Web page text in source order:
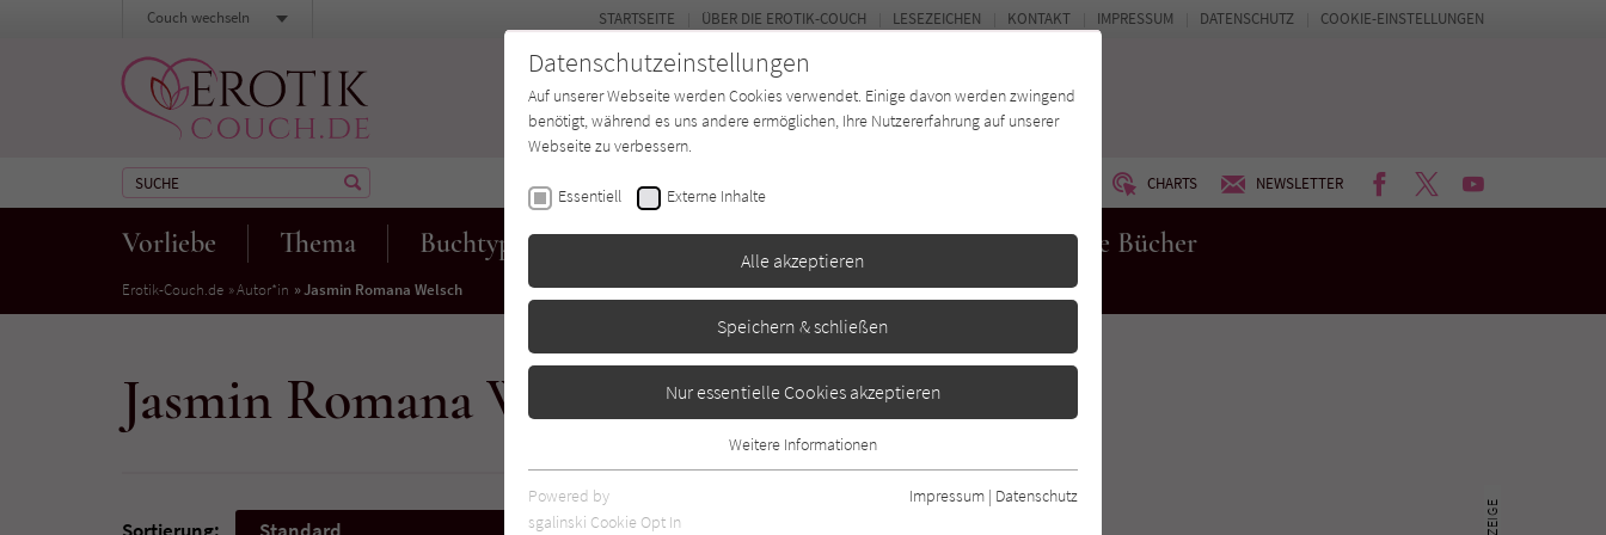
CHARTS NEWSLETTER FACEBOOKTWITTERYOUTUBE
Vorliebe Thema Buchtyp Autor*in Verlage Magazin Neue Bücher
STARTSEITE ÜBER DIE EROTIK-COUCH LESEZEICHEN KONTAKT IMPRESSUM DATENSCHUTZ COOKIE-EINSTELLUNGEN
Couch wechseln
Erotik-Couch.de Autor*in Jasmin Romana Welsch
Jasmin Romana Welsch
Datenschutzeinstellungen
Auf unserer Webseite werden Cookies verwendet. Einige davon werden zwingend
benötigt, während es uns andere ermöglichen, Ihre Nutzererfahrung auf unserer
Webseite zu verbessern.
Essentiell Externe Inhalte
Alle akzeptieren
Speichern & schließen
Nur essentielle Cookies akzeptieren
Essentielle Cookies werden für grundlegende Funktionen der Webseite
benötigt. Dadurch ist gewährleistet, dass die Webseite einwandfrei
Weitere Informationen
Powered by
sgalinski Cookie Opt In
Impressum | Datenschutz